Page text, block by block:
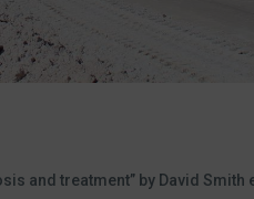
and treatment” by David